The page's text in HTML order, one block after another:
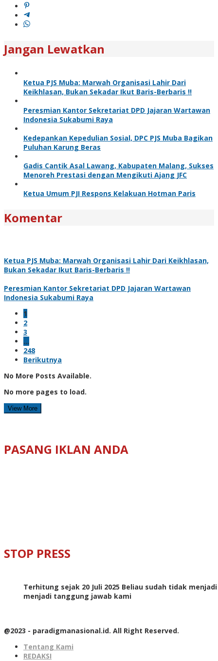
Jangan Lewatkan
Ketua PJS Muba: Marwah Organisasi Lahir Dari
Keikhlasan, Bukan Sekadar Ikut Baris-Berbaris !!
Peresmian Kantor Sekretariat DPD Jajaran Wartawan
Indonesia Sukabumi Raya
Kedepankan Kepedulian Sosial, DPC PJS Muba Bagikan
Puluhan Karung Beras
Gadis Cantik Asal Lawang, Kabupaten Malang, Sukses
Menoreh Prestasi dengan Mengikuti Ajang JFC
Ketua Umum PJI Respons Kelakuan Hotman Paris
Komentar
Ketua PJS Muba: Marwah Organisasi Lahir Dari Keikhlasan,
Bukan Sekadar Ikut Baris-Berbaris !!
Peresmian Kantor Sekretariat DPD Jajaran Wartawan
Indonesia Sukabumi Raya
1
2
3
…
248
Berikutnya
No More Posts Available.
No more pages to load.
View More
PASANG IKLAN ANDA
STOP PRESS
Terhitung sejak 20 Juli 2025 Beliau sudah tidak
menjadi tanggung jawab kami
@2023 - paradigmanasional.id. All Right Reserved.
Tentang Kami
REDAKSI